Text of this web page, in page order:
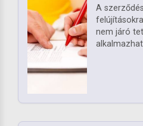
A
nem járó